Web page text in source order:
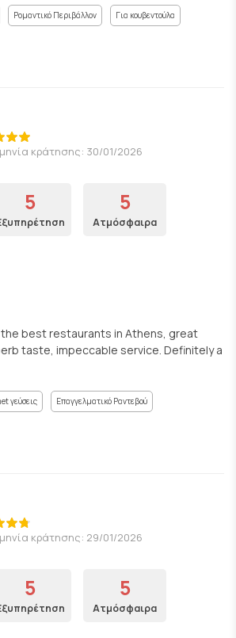
Ρομαντικό Περιβάλλον Για κουβεντούλα
κράτησης: 30/01/2026
5 5
Ατμόσφαιρα
best restaurants in Athens, great
taste, impeccable service. Definitely a
γεύσεις Επαγγελματικό Ραντεβού
κράτησης: 29/01/2026
5 5
Ατμόσφαιρα